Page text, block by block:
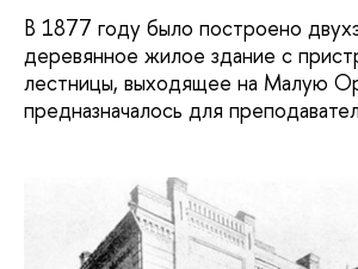
В 1877 году было построено
деревянное жилое здание с
лестницы, выходящее на Малую
предназначалось для